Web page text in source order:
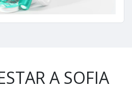
A SOFIA